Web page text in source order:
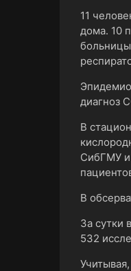
11
дома. 10
диагноз
В
СибГМУ и
В
За сутки
532